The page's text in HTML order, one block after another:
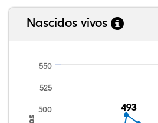
Nascidos vivos
493
493
500
525
550